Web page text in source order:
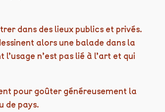
dans des lieux publics et privés.
alors une balade dans la
n’est pas lié à l’art et qui
pour goûter généreusement la
de pays.